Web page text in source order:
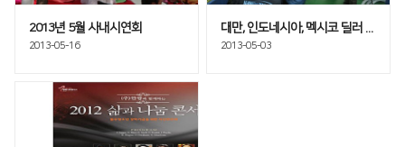
2013년 5월 사내시연회
2013-05-16
대만, 인도네시아, 멕시코 딜러 교육
2013-05-03